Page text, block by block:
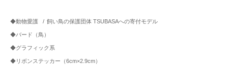
◆動物愛護 / 飼い鳥の保護団体 TSUBASAへの寄付モデル
◆バード（鳥）
◆グラフィック系
◆リボンステッカー（6cm×2.9cm）